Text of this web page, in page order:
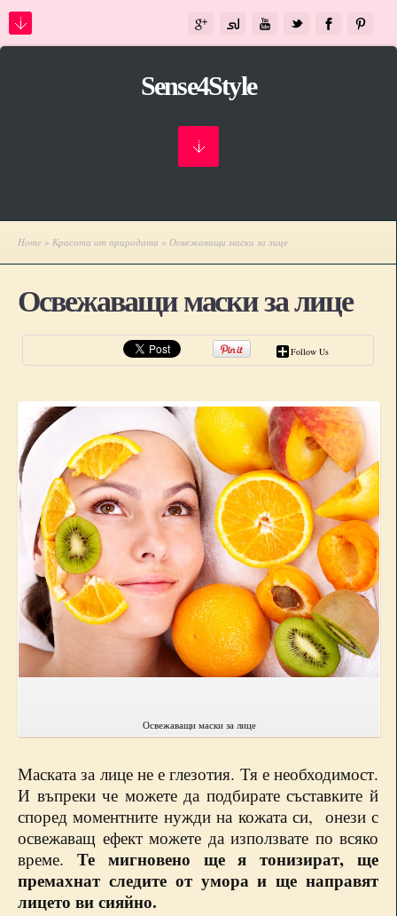
Sense4Style
Home » Красота от природата » Освежаващи маски за лице
Освежаващи маски за лице
Follow Us
Освежаващи маски за лице
Маската за лице не е глезотия. Тя е необходимост.
И въпреки че можете да подбирате съставките й
според моментните нужди на кожата си, онези с
освежаващ ефект можете да използвате по всяко
време. Те мигновено ще я тонизират, ще
премахнат следите от умора и ще направят
лицето ви сияйно.